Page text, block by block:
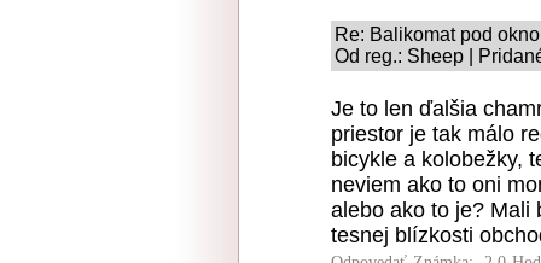
Re: Balikomat pod
Od reg.: Sheep |
Je to len ďalšia
priestor je tak málo
bicykle a kolobežky,
neviem ako to oni
alebo ako to je? Mali
tesnej blízkosti